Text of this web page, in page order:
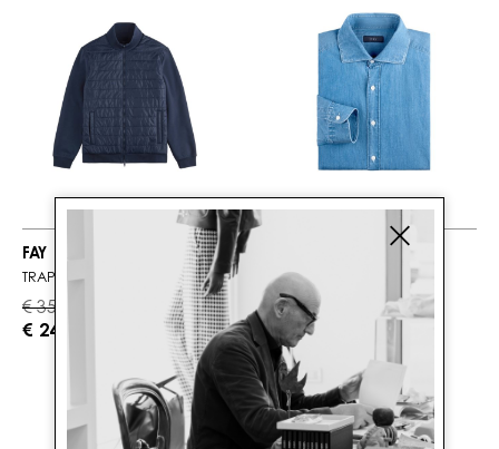
FAY
TRAPUNTATA
€ 350.00
€ 245.00
DENIM
€ 290.00
€ 203.00